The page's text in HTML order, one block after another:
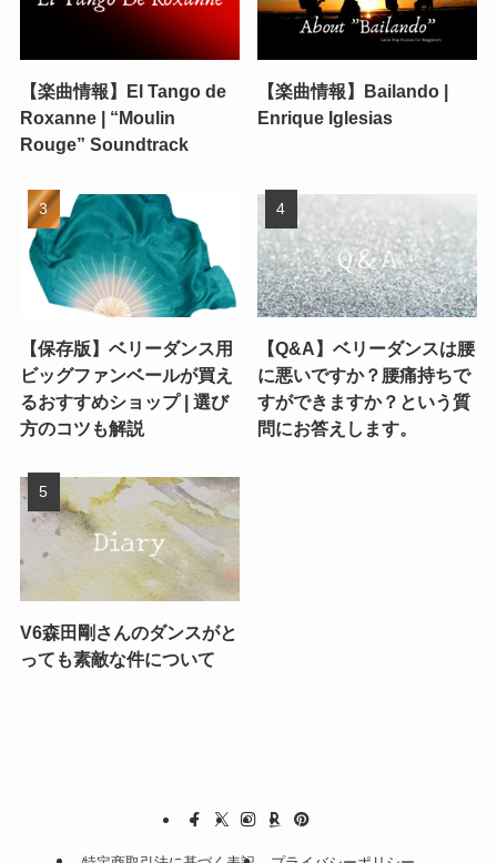
【楽曲情報】El Tango de
Roxanne | “Moulin
Rouge” Soundtrack
【楽曲情報】Bailando |
Enrique Iglesias
【保存版】ベリーダンス用
ビッグファンベールが買え
るおすすめショップ | 選び
方のコツも解説
【Q&A】ベリーダンスは腰
に悪いですか？腰痛持ちで
すができますか？という質
問にお答えします。
V6森田剛さんのダンスがと
っても素敵な件について